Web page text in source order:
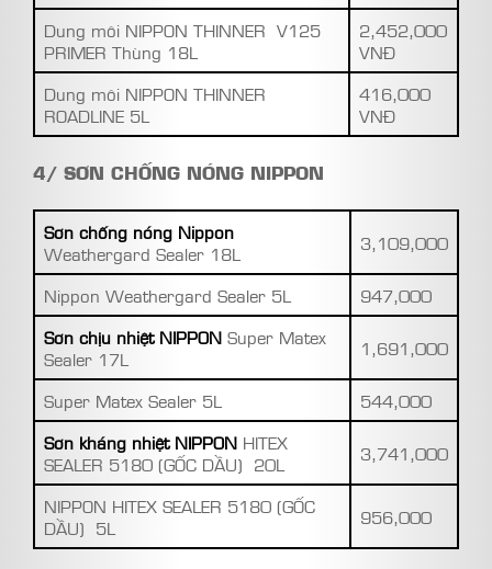
Dung môi NIPPON THINNER V125
PRIMER Thùng 18L
2,452,000
VNĐ
Dung môi NIPPON THINNER
ROADLINE 5L
416,000
VNĐ
4/ SƠN CHỐNG NÓNG NIPPON
Sơn chống nóng Nippon
Weathergard Sealer 18L
3,109,000
Nippon Weathergard Sealer 5L
947,000
Sơn chịu nhiệt NIPPON Super Matex
Sealer 17L
1,691,000
Super Matex Sealer 5L
544,000
Sơn kháng nhiệt NIPPON HITEX
SEALER 5180 (GỐC DẦU) 20L
3,741,000
NIPPON HITEX SEALER 5180 (GỐC
DẦU) 5L
956,000